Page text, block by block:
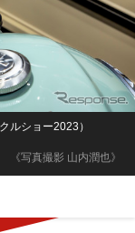
《写真撮影 山内潤也》
ルショー2023）